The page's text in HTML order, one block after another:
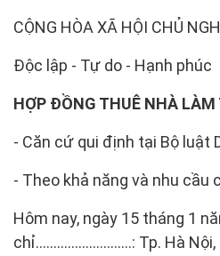
CỘNG HÒA XÃ HỘI CHỦ
Độc lập - Tự do - Hạnh phúc
HỢP ĐỒNG THUÊ NHÀ LÀM
- Căn cứ qui định tại Bộ luật
- Theo khả năng và nhu cầu
Hôm nay, ngày 15 tháng 1
chỉ………………………: Tp. Hà Nội,